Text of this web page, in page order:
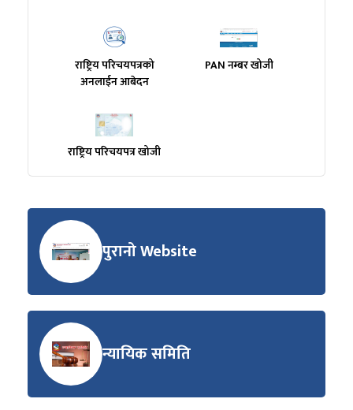
राष्ट्रिय परिचयपत्रको
अनलाईन आबेदन
PAN नम्बर खोजी
राष्ट्रिय परिचयपत्र खोजी
पुरानो Website
न्यायिक समिति